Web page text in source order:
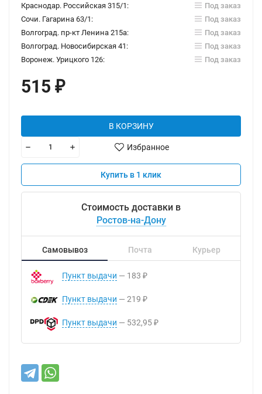
Краснодар. Российская 315/1:
Под заказ
Сочи. Гагарина 63/1:
Под заказ
Волгоград. пр-кт Ленина 215а:
Под заказ
Волгоград. Новосибирская 41:
Под заказ
Воронеж. Урицкого 126:
Под заказ
515 ₽
В КОРЗИНУ
Избранное
Купить в 1 клик
Стоимость доставки в
Ростов-на-Дону
Самовывоз Почта Курьер
Пункт выдачи 183 ₽
Пункт выдачи 219 ₽
Пункт выдачи 532,95 ₽